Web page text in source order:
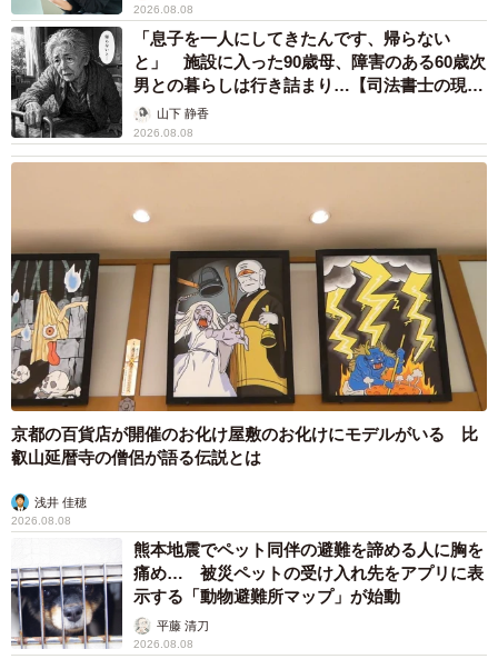
◇ ◇
◆はいどろ漫画 日常の事件や、身近なスカッと話をお届
け！【はいどろ漫画】のInstagramで連載漫画を描いてま
す。
https://www.instagram.com/haidoromanga
◇ ◇
2026.08.08
「息子を一人にしてきたんです、帰らない
と」 施設に入った90歳母、障害のある60歳次
男との暮らしは行き詰まり…【司法書士の現場
から】山下 静香
2026.08.08
京都の百貨店が開催のお化け屋敷のお化けにモデルがいる 比
叡山延暦寺の僧侶が語る伝説とは
浅井 佳穂
2026.08.08
熊本地震でペット同伴の避難を諦める人に胸を
痛め… 被災ペットの受け入れ先をアプリに表
示する「動物避難所マップ」が始動
平藤 清刀
2026.08.08